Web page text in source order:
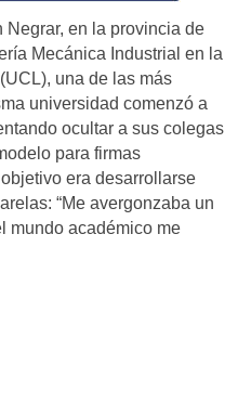
en la provincia de
Mecánica Industrial en la
una de las más
universidad comenzó a
ocultar a sus colegas
para firmas
era desarrollarse
“Me avergonzaba un
mundo académico me